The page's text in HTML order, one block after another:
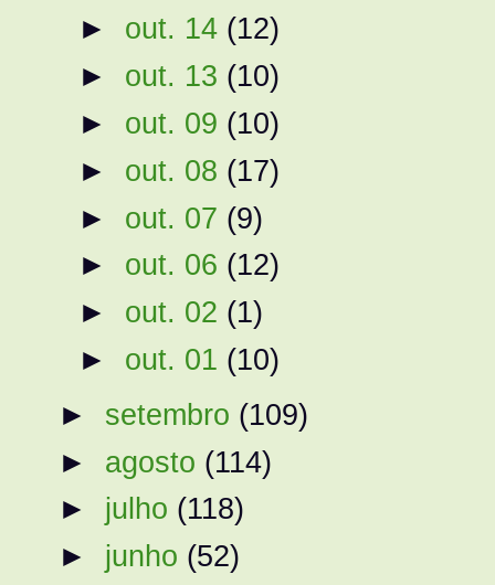
► out. 14 (12)
► out. 13 (10)
► out. 09 (10)
► out. 08 (17)
► out. 07 (9)
► out. 06 (12)
► out. 02 (1)
► out. 01 (10)
► setembro (109)
► agosto (114)
► julho (118)
► junho (52)